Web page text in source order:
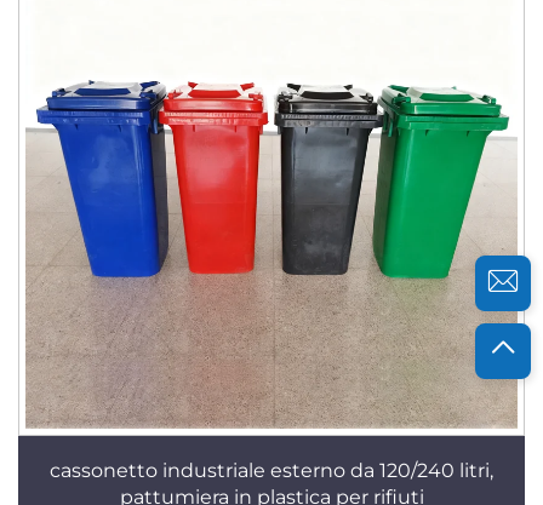
cassonetto industriale esterno da 120/240 litri,
pattumiera in plastica per rifiuti